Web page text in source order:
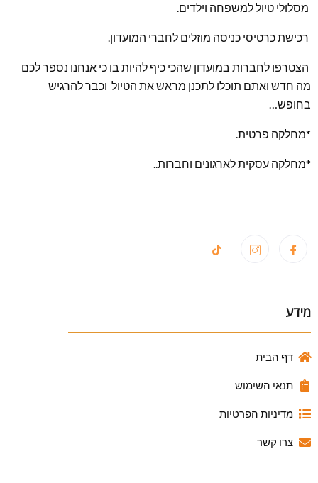
מסלולי טיול למשפחה וילדים.
רכישת כרטיסי כניסה מוזלים לחברי המועדון.
הצטרפו לחברות במועדון שהכי כיף להיות בו כי אנחנו נספר לכם
מה חדש ואתם תוכלו לתכנן מראש את הטיול וכבר להרגיש
בחופש…
*מחלקה פרטית.
*מחלקה עסקית לארגונים וחברות..
מידע
דף הבית
תנאי השימוש
מדיניות הפרטיות
צרו קשר